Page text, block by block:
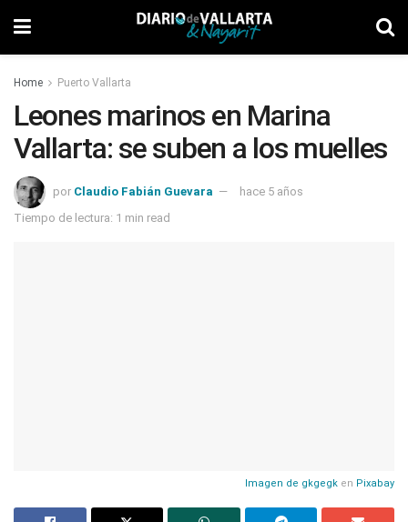
Home Puerto Vallarta
Leones marinos en Marina
Vallarta: se suben a los muelles
por Claudio Fabián Guevara
hace 5 años
Tiempo de lectura: 1 min read
Imagen de gkgegk en Pixabay